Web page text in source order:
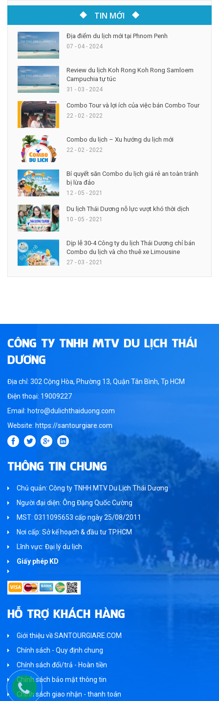
TIN MỚI
Địa điểm du lịch mới tại Phnom Penh
07 - 04 - 2024
Review du lịch Koh Rong Koh Rong Samloem
Campuchia tự túc
31 - 03 - 2024
Combo Tour và lợi ích của việc bán Combo Tour
22 - 02 - 2022
Combo du lịch – Xu hướng du lịch mới
22 - 02 - 2022
Bí quyết săn Combo du lịch giá rẻ an toàn tránh
bị lừa đảo
12 - 05 - 2021
Du lịch Thái Dương nỗ lực vượt khó thời dịch
10 - 05 - 2021
Dịp lễ 30-4 Công ty du lịch Thái Dương chỉ bán
Combo du lịch và cho thuê xe Limousine
27 - 03 - 2021
CÔNG TY TNHH MTV DU LỊCH THÁI
DƯƠNG
Địa chỉ: 302 Cộng Hòa, Phường 13, Quận Tân Bình, Tp HCM
Điện thoại: 19009227
Email: hotro@dulichthaiduong.com
Website: https://santourgiare.com
THÔNG TIN CHUNG
Chủ quản: Công ty TNHH MTV Du Lịch Thái Dương
Người đại diện: Ông Đặng Quốc Cường
MST: 0311095653 cấp ngày 25/08/2011
Nơi cấp: Sở kế hoạch & đầu tư TP.HCM
Lĩnh vực: Đại lý du lịch
Giấy phép KD
HỖ TRỢ KHÁCH HÀNG
Giới thiệu về SANTOURGIARE.COM
Chính sách - Quy định chung
Chính sách đổi/trả - Hoàn tiền
Chính sách bảo mật thông tin
Chính sách giao nhận - thanh toán